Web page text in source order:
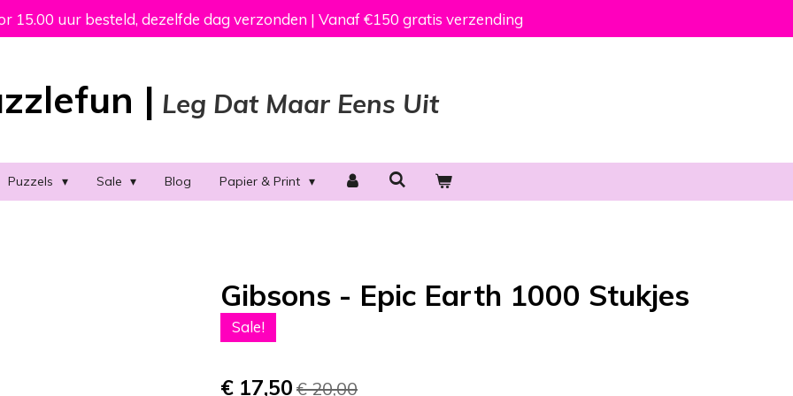
15.00 uur besteld, dezelfde dag verzonden | Vanaf €150 gratis verzending
| Leg Dat Maar Eens Uit
Puzzels Sale Blog Papier & Print
Gibsons - Epic Earth 1000 Stukjes
Sale!
€ 17,50 € 20,00